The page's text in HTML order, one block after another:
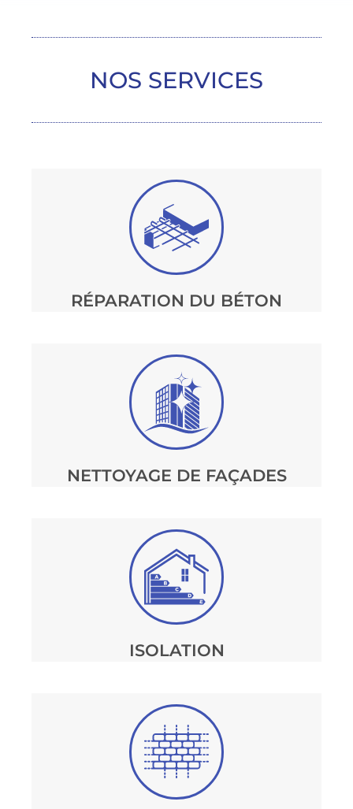
NOS SERVICES
RÉPARATION DU BÉTON
NETTOYAGE DE FAÇADES
ISOLATION